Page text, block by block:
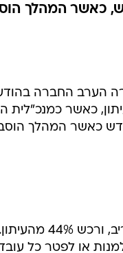
כאשר המהלך
הערב החברה
כאשר כמנכ"לית
כאשר המהלך
כזכור, רכיב נכנס
למנות או לפטר כל